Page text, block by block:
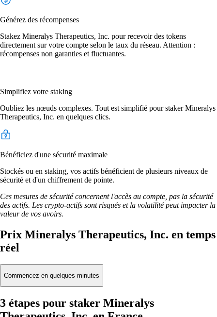
Générez des récompenses
Stakez Mineralys Therapeutics, Inc. pour recevoir des tokens
directement sur votre compte selon le taux du réseau. Attention :
récompenses non garanties et fluctuantes.
Simplifiez votre staking
Oubliez les nœuds complexes. Tout est simplifié pour staker Mineralys
Therapeutics, Inc. en quelques clics.
Bénéficiez d'une sécurité maximale
Stockés ou en staking, vos actifs bénéficient de plusieurs niveaux de
sécurité et d'un chiffrement de pointe.
Ces mesures de sécurité concernent l'accès au compte, pas la sécurité
des actifs. Les crypto-actifs sont risqués et la volatilité peut impacter la
valeur de vos avoirs.
Prix Mineralys Therapeutics, Inc. en temps
réel
Commencez en quelques minutes
3 étapes pour staker Mineralys